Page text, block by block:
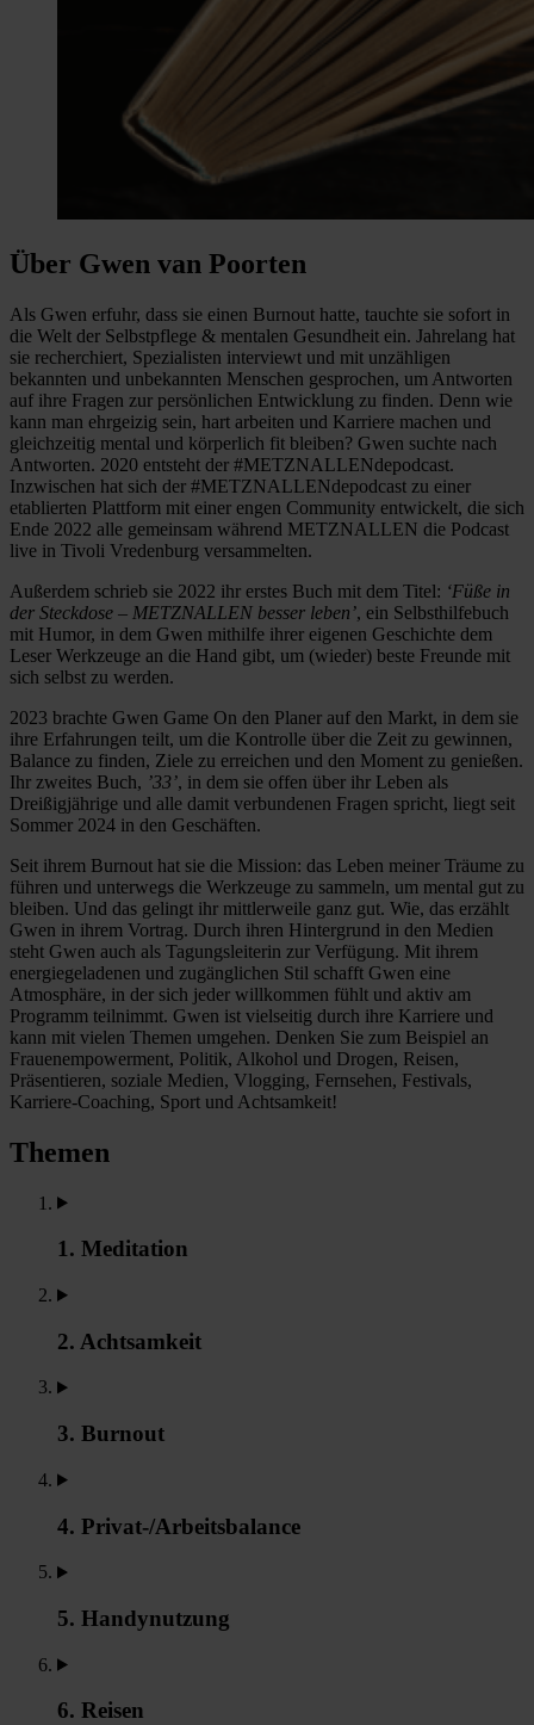
Über Gwen van Poorten
Als Gwen erfuhr, dass sie einen Burnout hatte, tauchte sie sofort in
die Welt der Selbstpflege & mentalen Gesundheit ein. Jahrelang hat
sie recherchiert, Spezialisten interviewt und mit unzähligen
bekannten und unbekannten Menschen gesprochen, um Antworten
auf ihre Fragen zur persönlichen Entwicklung zu finden. Denn wie
kann man ehrgeizig sein, hart arbeiten und Karriere machen und
gleichzeitig mental und körperlich fit bleiben? Gwen suchte nach
Antworten. 2020 entsteht der #METZNALLENdepodcast.
Inzwischen hat sich der #METZNALLENdepodcast zu einer
etablierten Plattform mit einer engen Community entwickelt, die sich
Ende 2022 alle gemeinsam während METZNALLEN die Podcast
live in Tivoli Vredenburg versammelten.
Außerdem schrieb sie 2022 ihr erstes Buch mit dem Titel: ‘Füße in
der Steckdose – METZNALLEN besser leben’, ein Selbsthilfebuch
mit Humor, in dem Gwen mithilfe ihrer eigenen Geschichte dem
Leser Werkzeuge an die Hand gibt, um (wieder) beste Freunde mit
sich selbst zu werden.
2023 brachte Gwen Game On den Planer auf den Markt, in dem sie
ihre Erfahrungen teilt, um die Kontrolle über die Zeit zu gewinnen,
Balance zu finden, Ziele zu erreichen und den Moment zu genießen.
Ihr zweites Buch, ’33’, in dem sie offen über ihr Leben als
Dreißigjährige und alle damit verbundenen Fragen spricht, liegt seit
Sommer 2024 in den Geschäften.
Seit ihrem Burnout hat sie die Mission: das Leben meiner Träume zu
führen und unterwegs die Werkzeuge zu sammeln, um mental gut zu
bleiben. Und das gelingt ihr mittlerweile ganz gut. Wie, das erzählt
Gwen in ihrem Vortrag. Durch ihren Hintergrund in den Medien
steht Gwen auch als Tagungsleiterin zur Verfügung. Mit ihrem
energiegeladenen und zugänglichen Stil schafft Gwen eine
Atmosphäre, in der sich jeder willkommen fühlt und aktiv am
Programm teilnimmt. Gwen ist vielseitig durch ihre Karriere und
kann mit vielen Themen umgehen. Denken Sie zum Beispiel an
Frauenempowerment, Politik, Alkohol und Drogen, Reisen,
Präsentieren, soziale Medien, Vlogging, Fernsehen, Festivals,
Karriere-Coaching, Sport und Achtsamkeit!
Themen
1. Meditation
2. Achtsamkeit
3. Burnout
4. Privat-/Arbeitsbalance
5. Handynutzung
6. Reisen